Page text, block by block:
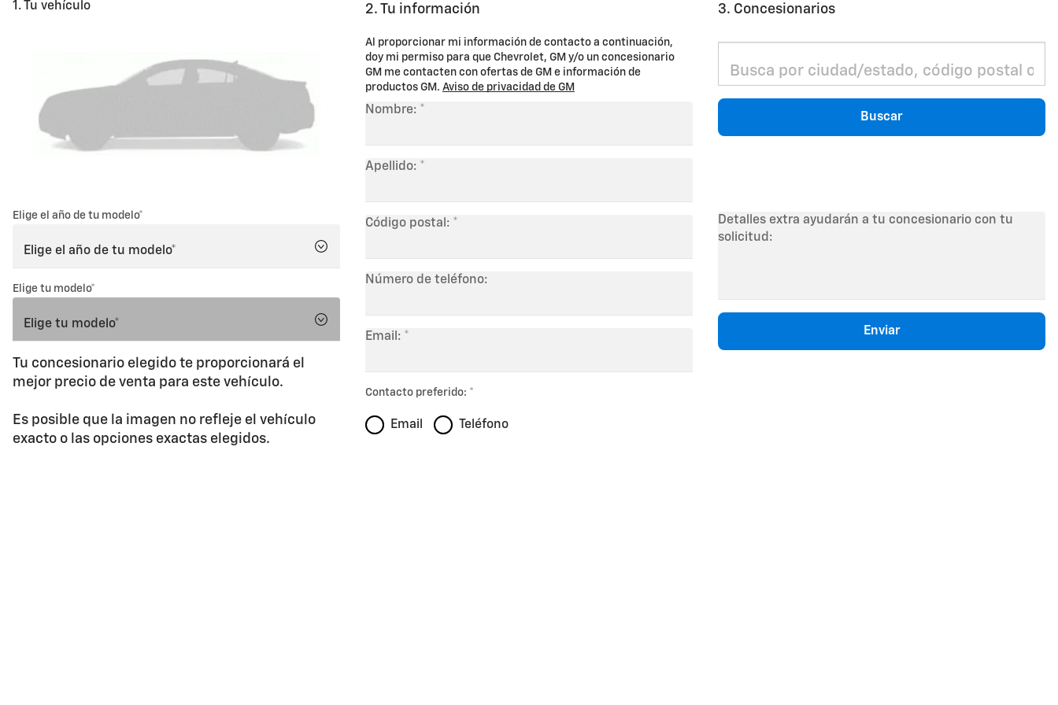
1. Tu vehículo
Elige el año de tu modelo*
Elige tu modelo*
Tu concesionario elegido te proporcionará el
mejor precio de venta para este vehículo.
Es posible que la imagen no refleje el vehículo
exacto o las opciones exactas elegidos.
2. Tu información
Al proporcionar mi información de contacto a continuación,
doy mi permiso para que Chevrolet, GM y/o un concesionario
GM me contacten con ofertas de GM e información de
productos GM. Aviso de privacidad de GM
Nombre:
Apellido:
Código postal:
Número de teléfono:
Email:
Contacto preferido:
Email Teléfono
3. Concesionarios
Buscar
Detalles extra ayudarán a tu concesionario con tu
solicitud:
Enviar